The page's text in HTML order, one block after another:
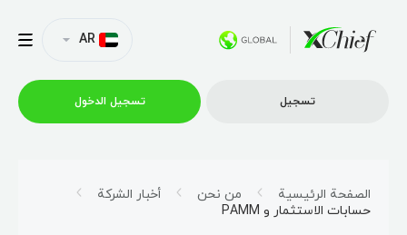
AR
تسجیل تسجیل الدخول
الصفحة الرئيسية من نحن
أخبار الشركة
حسابات الاستثمار و PAMM